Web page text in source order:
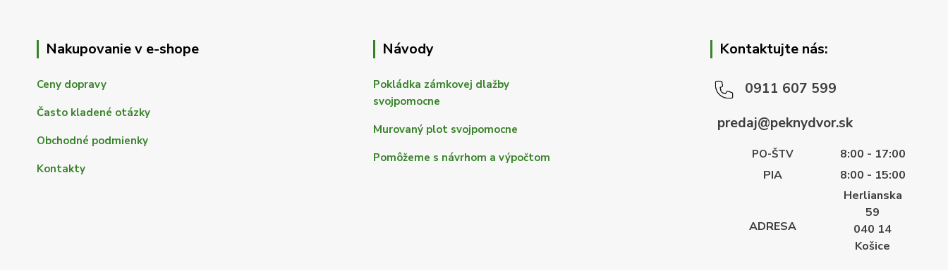
Nakupovanie v e-shope
Ceny dopravy
Často kladené otázky
Obchodné podmienky
Kontakty
Návody
Pokládka zámkovej dlažby
svojpomocne
Murovaný plot svojpomocne
Pomôžeme s návrhom a výpočtom
Kontaktujte nás:
0911 607 599
predaj@peknydvor.sk
PO-ŠTV
8:00 - 17:00
PIA
8:00 - 15:00
ADRESA
Herlianska
59
040 14
Košice